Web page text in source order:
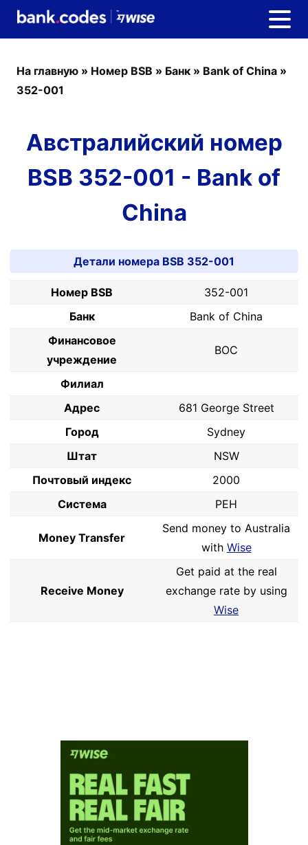
На главную » Номер BSB » Банк » Bank of China »
352-001
Австралийский номер
BSB 352-001 - Bank of
China
Детали номера BSB 352-001
Номер BSB
352-001
Банк
Bank of China
Финансовое
учреждение
BOC
Филиал
Адрес
681 George Street
Город
Sydney
Штат
NSW
Почтовый индекс
2000
Система
PEH
Money Transfer
Send money to Australia
with Wise
Receive Money
Get paid at the real
exchange rate by using
Wise